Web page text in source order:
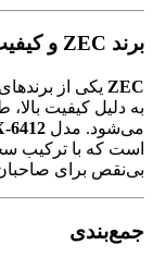
برند ZEC و کیفیت ساخت
ZEC یکی از
به دلیل کیفیت
می‌شود. مدل 6412
است که با ترکیب
بی‌نقص برای
جمع‌بندی